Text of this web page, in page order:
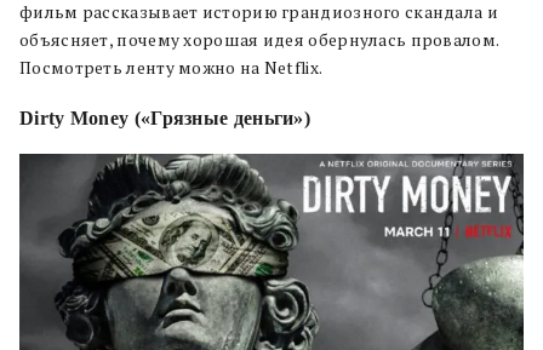
фильм рассказывает историю грандиозного скандала и
объясняет, почему хорошая идея обернулась провалом.
Посмотреть ленту можно на Netflix.
Dirty Money («Грязные деньги»)